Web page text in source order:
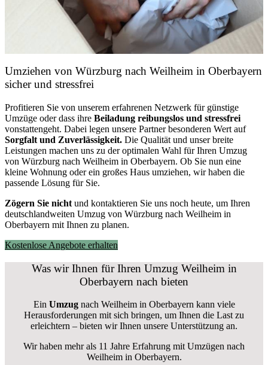
Umziehen von Würzburg nach Weilheim in Oberbayern
sicher und stressfrei
Profitieren Sie von unserem erfahrenen Netzwerk für günstige
Umzüge oder dass ihre Beiladung reibungslos und stressfrei
vonstattengeht. Dabei legen unsere Partner besonderen Wert auf
Sorgfalt und Zuverlässigkeit. Die Qualität und unser breite
Leistungen machen uns zu der optimalen Wahl für Ihren Umzug
von Würzburg nach Weilheim in Oberbayern. Ob Sie nun eine
kleine Wohnung oder ein großes Haus umziehen, wir haben die
passende Lösung für Sie.
Zögern Sie nicht und kontaktieren Sie uns noch heute, um Ihren
deutschlandweiten Umzug von Würzburg nach Weilheim in
Oberbayern mit Ihnen zu planen.
Kostenlose Angebote erhalten
Was wir Ihnen für Ihren Umzug Weilheim in
Oberbayern nach bieten
Ein Umzugnach Weilheim in Oberbayern kann viele
Herausforderungen mit sich bringen, um Ihnen die Last zu
erleichtern – bieten wir Ihnen unsere Unterstützung an.
Wir haben mehr als 11 Jahre Erfahrung mit Umzügen nach
Weilheim in Oberbayern.